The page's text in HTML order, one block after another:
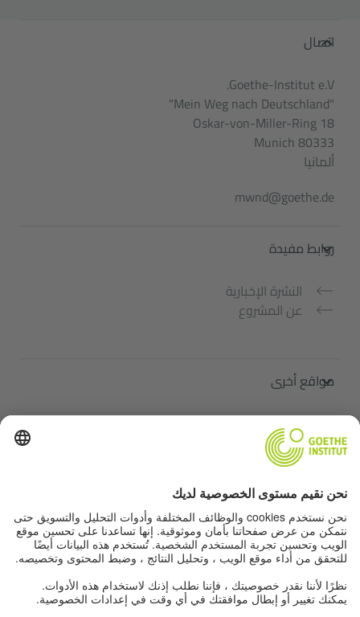
Service- und Informationsbereich
اتصال
Goethe-Institut e.V.
"Mein Weg nach Deutschland"
Oskar-von-Miller-Ring 18
80333 Munich
ألمانيا
mwnd@goethe.de
روابط مفيدة
النشرة الإخبارية
عن المشروع
مواقع أخرى
ملتقى "اللغة الألمانية من أجلك"
تعلم الألمانية مجانًا
دورات اللغة الألمانية في معهد غوته
Lehrkräfteportal „Deutschstunde“
الخصوصية وإمكانية الوصول
إعدادات الخصوصية